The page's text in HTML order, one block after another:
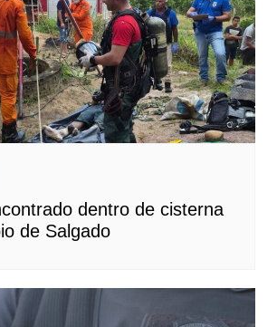
dentro de cisterna
de Salgado